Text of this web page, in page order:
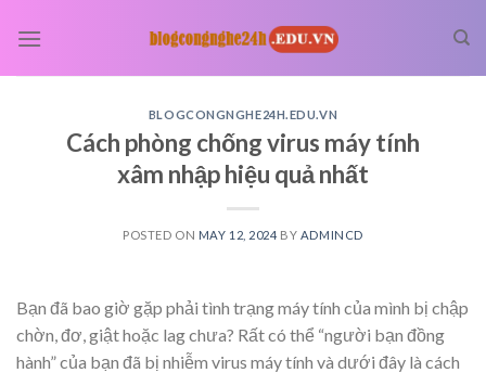
BLOGCONGNGHE24H.EDU.VN
Cách phòng chống virus máy tính
xâm nhập hiệu quả nhất
POSTED ON MAY 12, 2024 BY ADMINCD
Bạn đã bao giờ gặp phải tình trạng máy tính của mình bị chập
chờn, đơ, giật hoặc lag chưa? Rất có thể “người bạn đồng
hành” của bạn đã bị nhiễm virus máy tính và dưới đây là cách